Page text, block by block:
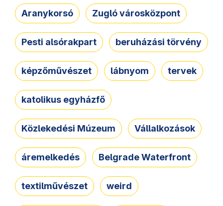
Aranykorsó Zugló városközpont
Pesti alsórakpart beruházási törvény
képzőművészet lábnyom tervek
katolikus egyházfő
Közlekedési Múzeum Vállalkozások
áremelkedés Belgrade Waterfront
textilművészet weird